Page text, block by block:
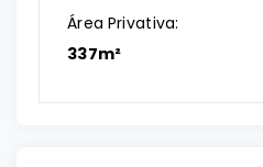
Área Privativa:
337m²